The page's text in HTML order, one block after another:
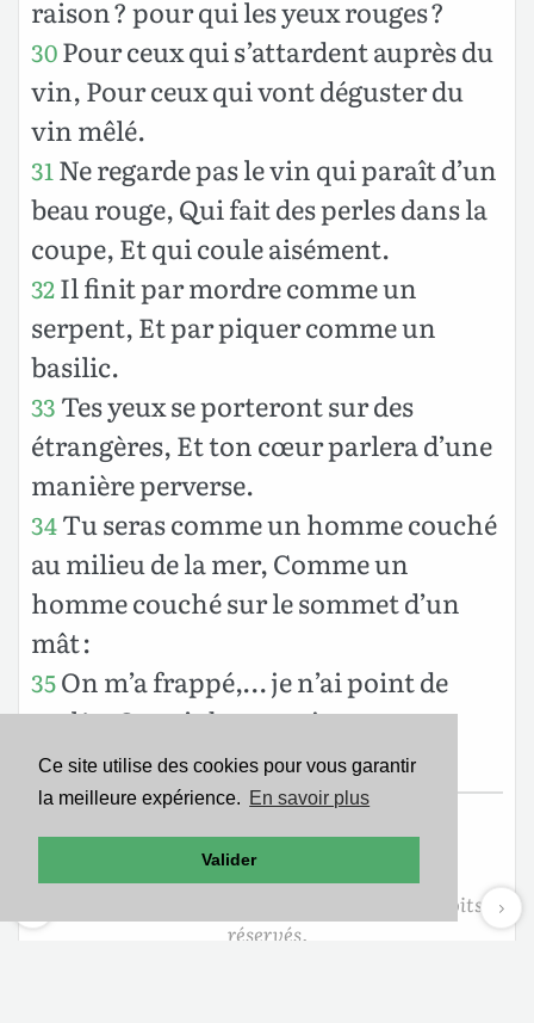
Ce site utilise des cookies pour vous garantir
la meilleure expérience. En savoir plus
Valider
raison ? pour qui les yeux rouges ?
30Pour ceux qui s’attardent auprès du
vin, Pour ceux qui vont déguster du
vin mêlé.
31 Ne regarde pas le vin qui paraît d’un
beau rouge, Qui fait des perles dans la
coupe, Et qui coule aisément.
32Il finit par mordre comme un
serpent, Et par piquer comme un
basilic.
33 Tes yeux se porteront sur des
étrangères, Et ton cœur parlera d’une
manière perverse.
34Tu seras comme un homme couché
au milieu de la mer, Comme un
homme couché sur le sommet d’un
mât :
35On m’a frappé,… je n’ai point de
mal !… On m’a battu,… je ne sens
rien !…
Texte de la Nouvelle Édition de Genève
Copyright ©1979Société Biblique de Genève
Reproduit avec aimable autorisation. Tous droits
réservés.